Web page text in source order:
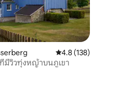
ว
คะแนนเฉลี่ย 4.8 จาก
4.8 (138)
มีวิวทุ่งหญ้าบนภูเขา